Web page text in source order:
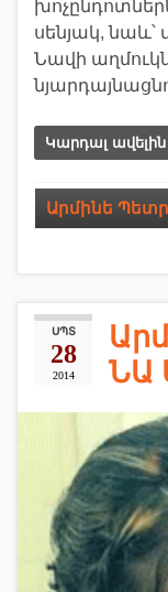
սենյակ, նաև՝
Նավի
Կարդալ ավելին
Արմինե
ՍՊՏ
28
2014
ՆԱ